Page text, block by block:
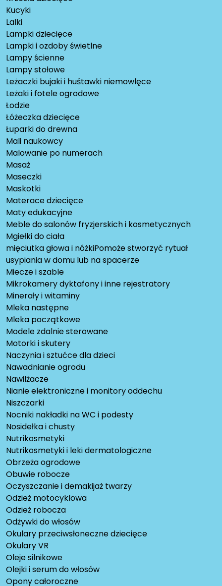
Kucyki
Lalki
Lampki dziecięce
Lampki i ozdoby świetlne
Lampy ścienne
Lampy stołowe
Leżaczki bujaki i huśtawki niemowlęce
Leżaki i fotele ogrodowe
Łodzie
Łóżeczka dziecięce
Łuparki do drewna
Mali naukowcy
Malowanie po numerach
Masaż
Maseczki
Maskotki
Materace dziecięce
Maty edukacyjne
Meble do salonów fryzjerskich i kosmetycznych
Mgiełki do ciała
mięciutka głowa i nóżkiPomoże stworzyć rytuał
usypiania w domu lub na spacerze
Miecze i szable
Mikrokamery dyktafony i inne rejestratory
Minerały i witaminy
Mleka następne
Mleka początkowe
Modele zdalnie sterowane
Motorki i skutery
Naczynia i sztućce dla dzieci
Nawadnianie ogrodu
Nawilżacze
Nianie elektroniczne i monitory oddechu
Niszczarki
Nocniki nakładki na WC i podesty
Nosidełka i chusty
Nutrikosmetyki
Nutrikosmetyki i leki dermatologiczne
Obrzeża ogrodowe
Obuwie robocze
Oczyszczanie i demakijaż twarzy
Odzież motocyklowa
Odzież robocza
Odżywki do włosów
Okulary przeciwsłoneczne dziecięce
Okulary VR
Oleje silnikowe
Olejki i serum do włosów
Opony całoroczne